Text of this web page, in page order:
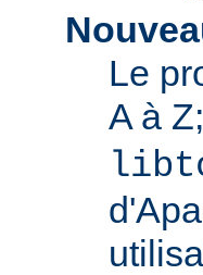
Le
A à